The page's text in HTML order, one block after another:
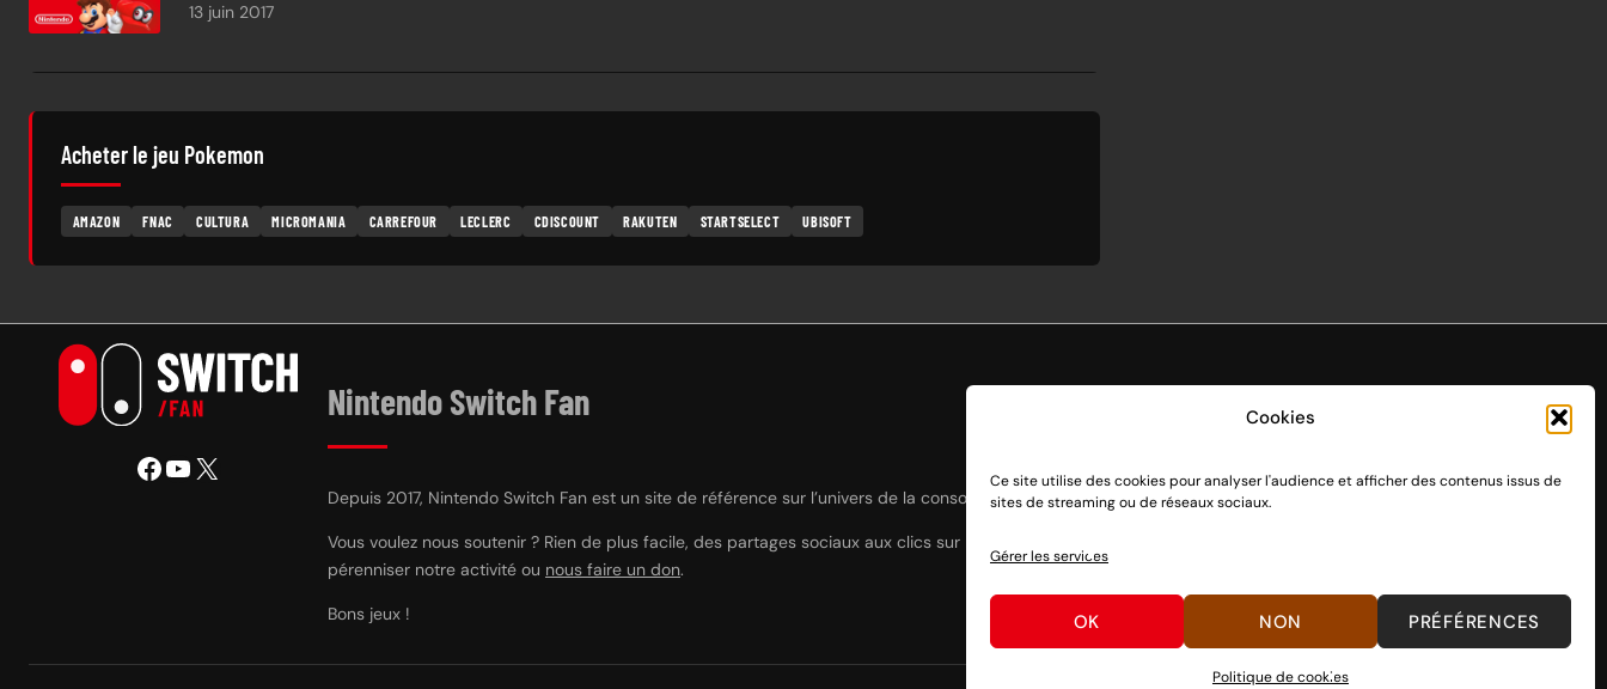
Cookies
Ce site utilise des cookies pour analyser l'audience et afficher des contenus issus de
sites de streaming ou de réseaux sociaux.
Gérer les services
OK NON PRÉFÉRENCES
Politique de cookies
13 juin 2017
Acheter le jeu Pokemon
AMAZON FNAC CULTURA MICROMANIA CARREFOUR LECLERC CDISCOUNT RAKUTEN STARTSELECT UBISOFT
Facebook YouTube X
Nintendo Switch Fan
Depuis 2017, Nintendo Switch Fan est un site de référence sur l’univers de la console hybride Nintendo Switch 1 et 2, sortie le 3 mars 2017.
Vous voulez nous soutenir ? Rien de plus facile, des partages sociaux aux clics sur nos liens en passant par des dons, découvrez
pérenniser notre activité ou nous faire un don.
Bons jeux !